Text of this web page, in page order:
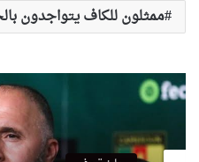
ممثلون للكاف يتواجدون